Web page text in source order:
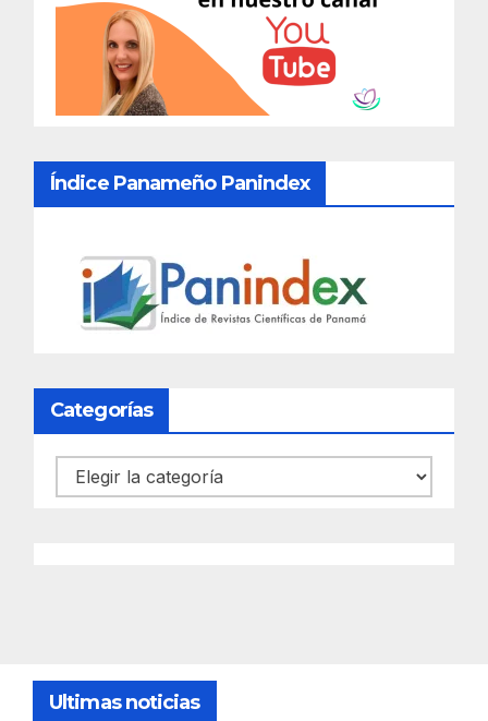
Índice Panameño Panindex
Categorías
Categorías
Ultimas noticias